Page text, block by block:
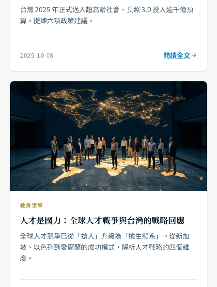
台灣 2025 年正式邁入超高齡社會，長照 3.0 投入逾千億預
算。提煉六項政策建議。
2025-10-08 閱讀全文
教育領導
人才是國力：全球人才戰爭與台灣的戰略回應
全球人才競爭已從「搶人」升級為「搶生態系」。從新加
坡、以色列到愛爾蘭的成功模式，解析人才戰略的四個維
度。